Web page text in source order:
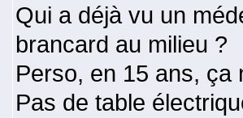
Qui a déjà vu un
brancard au milieu ?
Perso, en 15 ans,
Pas de table